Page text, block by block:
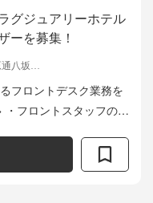
グジュアリーホテル
ーを募集！
京都府京都市東山区下河原通八坂鳥居前下ル清井町480
フロントデスク業務を